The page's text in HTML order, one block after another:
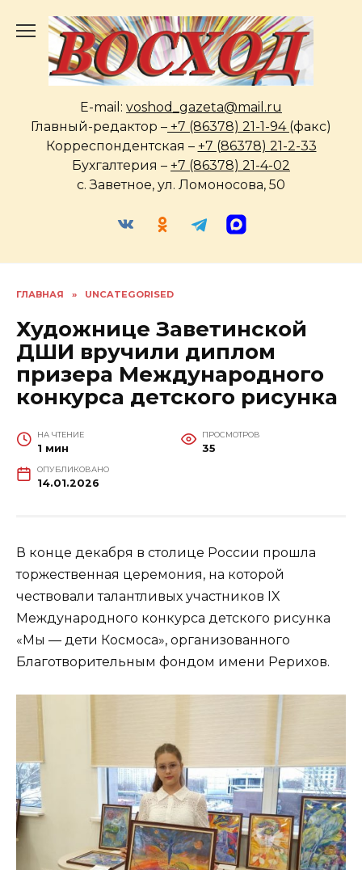
содержанию
E-mail: voshod_gazeta@mail.ru
Главный-редактор – +7 (86378) 21-1-94 (факс)
Корреспондентская – +7 (86378) 21-2-33
Бухгалтерия – +7 (86378) 21-4-02
с. Заветное, ул. Ломоносова, 50
ГЛАВНАЯ » UNCATEGORISED
Художнице Заветинской
ДШИ вручили диплом
призера Международного
конкурса детского рисунка
НА ЧТЕНИЕ
1 мин
ПРОСМОТРОВ
35
ОПУБЛИКОВАНО
14.01.2026
В конце декабря в столице России прошла
торжественная церемония, на которой
чествовали талантливых участников IX
Международного конкурса детского рисунка
«Мы — дети Космоса», организованного
Благотворительным фондом имени Рерихов.